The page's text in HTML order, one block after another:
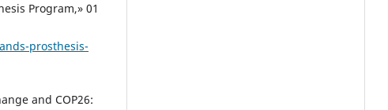
Program,» 01
prosthesis-
and COP26: